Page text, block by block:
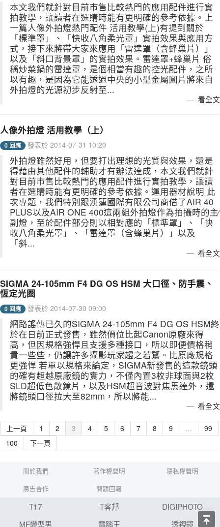
本文我們就針對目前市售比較熱門的應用配件進行實
拍教學，讓讀者在選購時能有更明確的參考依據。上
一篇人像外拍燈熱門配件 活用教學(上)有提到關於
「標準罩」、「快收八角柔光罩」實拍效果與應用方
式，接下來將帶大家來應用「雷達罩（含蜂巢片）」
以及「斜口背景罩」的實拍效果。雷達罩+蜂巢片 俗
稱炒菜鍋的雷達罩，是個相當有趣的控光配件，之所
以有趣，是因為它能透過中央的小型金屬圓片將來自
外拍燈的光源初步反射至...
看全文
人像外拍燈 活用教學（上）
0 回應 發表於 2014-07-31 10:20
外拍燈雖然好用，但要打出理想的光質與效果，還是
得藉由其他配件的輔助才有辦法達成，本文我們就針
對目前市售比較熱門的應用配件進行實拍教學，讓讀
者在選購時能有更明確的參考依據。運用器材說明 此
次專題，我們特別跟湧蓮國際有限公司商借了AIR 40
PLUS以及AIR ONE 400這兩組外拍燈作為拍攝時的主∕
副燈，至於配件部分則以相對應的「標準罩」、「快
收八角柔光罩」、「雷達罩（含蜂巢片）」以及
「斜...
看全文
SIGMA 24-105mm F4 DG OS HSM 大口徑、防手震、
恆定光圈
0 回應 發表於 2014-07-30 09:00
網路謠傳已久的SIGMA 24-105mm F4 DG OS HSM終
於在日前正式發售，雖然價位比起Canon原廠來得
高，但因規格強悍且支援多種接口，所以即便價格稍
貴一些些，仍讓許多攝影玩家趨之若鶩。比原廠規格
更強悍 若單以規格來論定，SIGMA新發售的這款鏡頭
的確有超越原廠鏡的實力，不僅內置3枚非球面與2枚
SLD超低色散鏡片，以及HSM超音波對焦馬達外，還
將鏡頭口徑拉大至82mm，所以將能...
看全文
上一頁 1 2 3 4 5 6 7 8 9 …
99
100
下一頁
關於我們 著作權聲明
隱私權聲明
廣告合作
問題回報
T17 T客邦
DIGIPHOTO
MF變型男
電腦王 透視鏡